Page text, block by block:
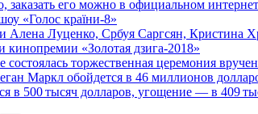
заказать его можно в официальном
«Голос країни-8»
Алена Луценко, Србуя Саргсян, Кристина
кинопремии «Золотая дзига-2018»
состоялась торжественная церемония
Маркл обойдется в 46 миллионов
в 500 тысяч долларов, угощение — в 409